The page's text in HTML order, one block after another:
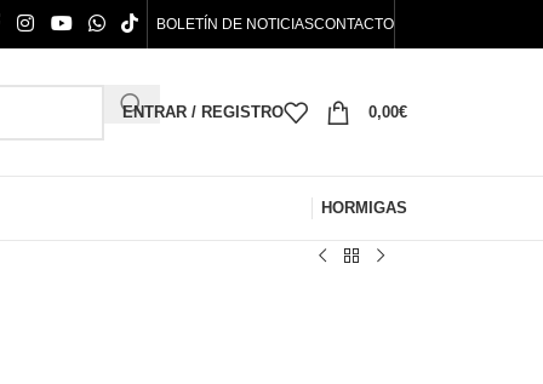
BOLETÍN DE NOTICIASCONTACTO
ENTRAR / REGISTRO 0,00€
HORMIGAS